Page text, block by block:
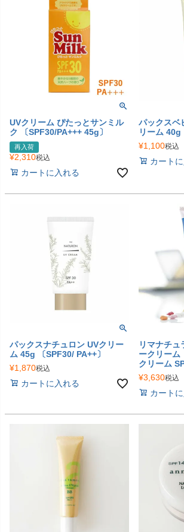
UVクリーム ぴたっとサンミル
ク 〔SPF30/PA+++ 45g〕
再入荷
¥2,310税込
カートに入れる
パックスベ
リーム 40g
¥1,100税込
カート
パックスナチュロン UVクリー
ム 45g 〔SPF30/ PA++〕
¥1,870税込
カートに入れる
リマナチュ
ークリーム
クリーム
¥3,630税込
カート